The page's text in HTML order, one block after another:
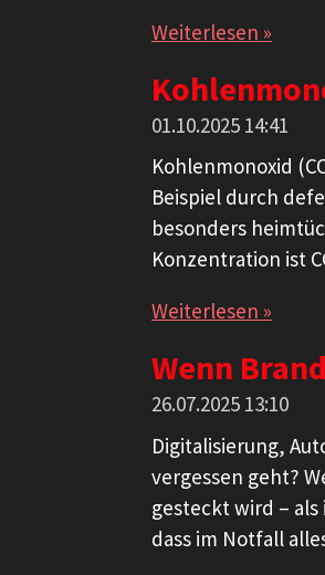
Weiterlesen »
01.10.2025 14:41
Kohlenmonoxid
Beispiel durch
besonders
Konzentration ist
Weiterlesen »
Wenn
26.07.2025 13:10
Digitalisierung,
vergessen geht?
gesteckt wird –
dass im Notfall